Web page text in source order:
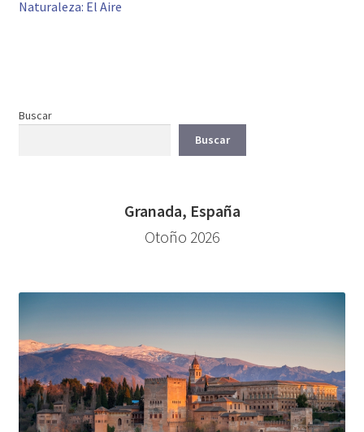
de
Naturaleza: El Aire
Buscar
Buscar
Granada, España
Otoño 2026